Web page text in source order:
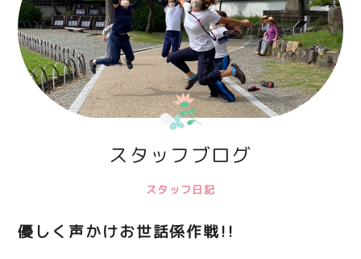
スタッフブログ
スタッフ日記
優しく声かけお世話係作戦！！